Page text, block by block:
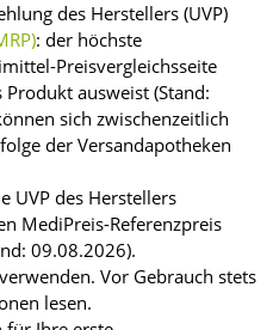
des Herstellers (UVP)
: der höchste
Preisvergleichsseite
ausweist (Stand:
sich zwischenzeitlich
der Versandapotheken
UVP des Herstellers
MediPreis-Referenzpreis
09.08.2026).
Vor Gebrauch stets
lesen.